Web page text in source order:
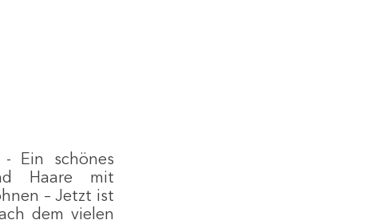
Ein schönes
Haare mit
– Jetzt ist
dem vielen